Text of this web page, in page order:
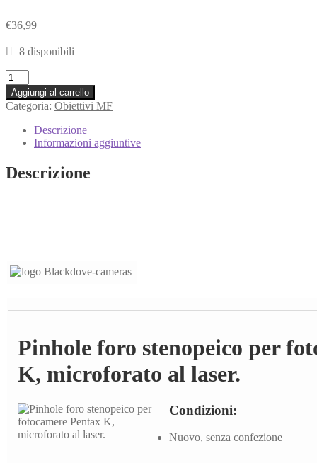
€36,99
8 disponibili
Pinhole
foro
stenopeico
per
fotocamere
Pentax
microforato
al
Aggiungi al carrello
Categoria: Obiettivi MF
Descrizione
Informazioni aggiuntive
Descrizione
Pinhole foro stenopeico per
K, microforato al laser.
Condizioni:
Nuovo, senza confezione